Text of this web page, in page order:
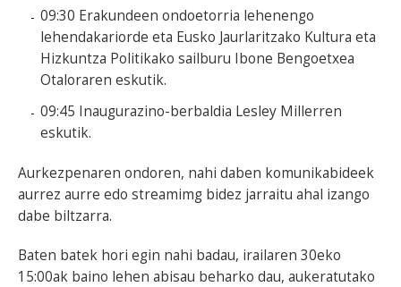
09:30 Erakundeen ondoetorria lehenengo
lehendakariorde eta Eusko Jaurlaritzako Kultura eta
Hizkuntza Politikako sailburu Ibone Bengoetxea
Otaloraren eskutik.
09:45 Inaugurazino-berbaldia Lesley Millerren
eskutik.
Aurkezpenaren ondoren, nahi daben komunikabideek
aurrez aurre edo streamimg bidez jarraitu ahal izango
dabe biltzarra.
Baten batek hori egin nahi badau, irailaren 30eko
15:00ak baino lehen abisau beharko dau, aukeratutako